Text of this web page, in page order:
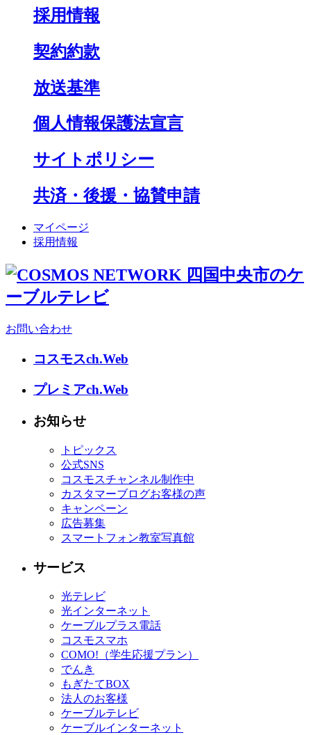
採用情報
契約約款
放送基準
個人情報保護法宣言
サイトポリシー
共済・後援・協賛申請
マイページ
採用情報
お問い合わせ
コスモスch.Web
プレミアch.Web
お知らせ
トピックス
公式SNS
コスモスチャンネル制作中
カスタマーブログお客様の声
キャンペーン
広告募集
スマートフォン教室写真館
サービス
光テレビ
光インターネット
ケーブルプラス電話
コスモスマホ
COMO!（学生応援プラン）
でんき
もぎたてBOX
法人のお客様
ケーブルテレビ
ケーブルインターネット